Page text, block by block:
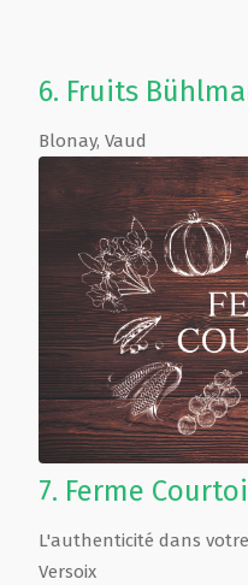
6. Fruits
Blonay, Vaud
7. Ferme
L'authenticité dans
Versoix